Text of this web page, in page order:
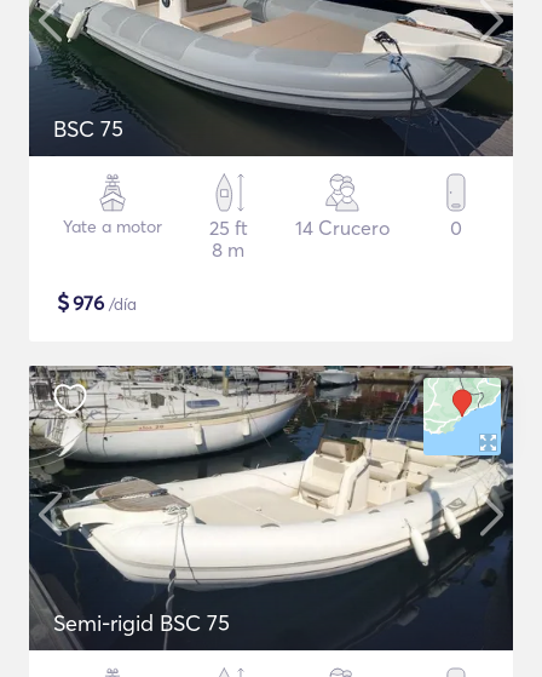
BSC 75
Yate a motor
25 ft
8 m
14 Crucero 0
$976 /día
Semi-rigid BSC 75